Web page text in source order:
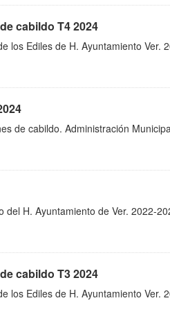
cabildo T4 2024
los Ediles de H. Ayuntamiento Ver.
de cabildo. Administración
H. Ayuntamiento de Ver. 2022-
cabildo T3 2024
los Ediles de H. Ayuntamiento Ver.